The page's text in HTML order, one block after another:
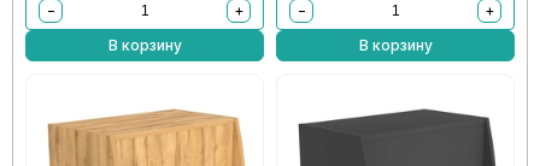
−
+
В корзину
−
+
В корзину